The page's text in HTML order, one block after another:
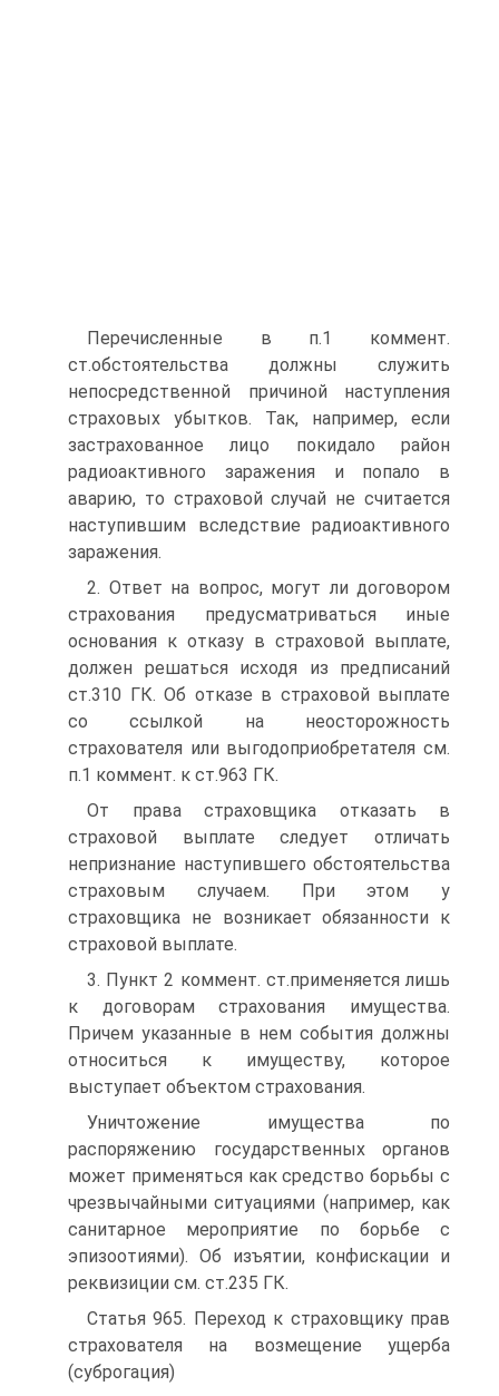
Перечисленные в п.1 коммент.
ст.обстоятельства должны служить
непосредственной причиной наступления
страховых убытков. Так, например, если
застрахованное лицо покидало район
радиоактивного заражения и попало в
аварию, то страховой случай не считается
наступившим вследствие радиоактивного
заражения.
2. Ответ на вопрос, могут ли договором
страхования предусматриваться иные
основания к отказу в страховой выплате,
должен решаться исходя из предписаний
ст.310 ГК. Об отказе в страховой выплате
со ссылкой на неосторожность
страхователя или выгодоприобретателя см.
п.1 коммент. к ст.963 ГК.
От права страховщика отказать в
страховой выплате следует отличать
непризнание наступившего обстоятельства
страховым случаем. При этом у
страховщика не возникает обязанности к
страховой выплате.
3. Пункт 2 коммент. ст.применяется лишь
к договорам страхования имущества.
Причем указанные в нем события должны
относиться к имуществу, которое
выступает объектом страхования.
Уничтожение имущества по
распоряжению государственных органов
может применяться как средство борьбы с
чрезвычайными ситуациями (например, как
санитарное мероприятие по борьбе с
эпизоотиями). Об изъятии, конфискации и
реквизиции см. ст.235 ГК.
Статья 965. Переход к страховщику прав
страхователя на возмещение ущерба
(суброгация)